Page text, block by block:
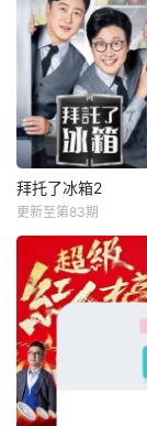
拜托了冰箱2
该节目网罗了
两位白汤匙主厨出
演，节目的宗旨是
要利用冰箱内现有
的食材，展开时限
为15分钟的料理对
决；卷土重来的
《拜托了冰箱》由
拜托了冰箱2
更新至第83期